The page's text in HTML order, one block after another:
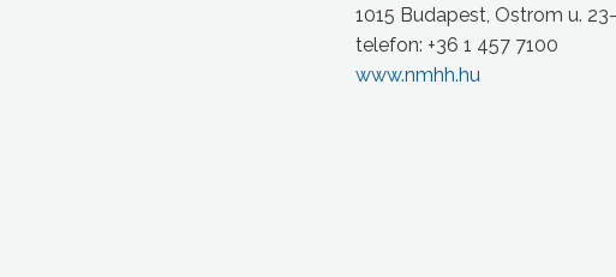
1015 Budapest, Ostrom u.
telefon: +36 1 457 7100
www.nmhh.hu